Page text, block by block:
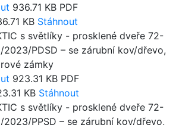
936.71 KB PDF
KB Stáhnout
s světlíky - prosklené dveře 72-
2023/PDSD – se zárubní kov/dřevo,
zámky
923.31 KB PDF
KB Stáhnout
s světlíky - prosklené dveře 72-
PPSD – se zárubní kov/dřevo,